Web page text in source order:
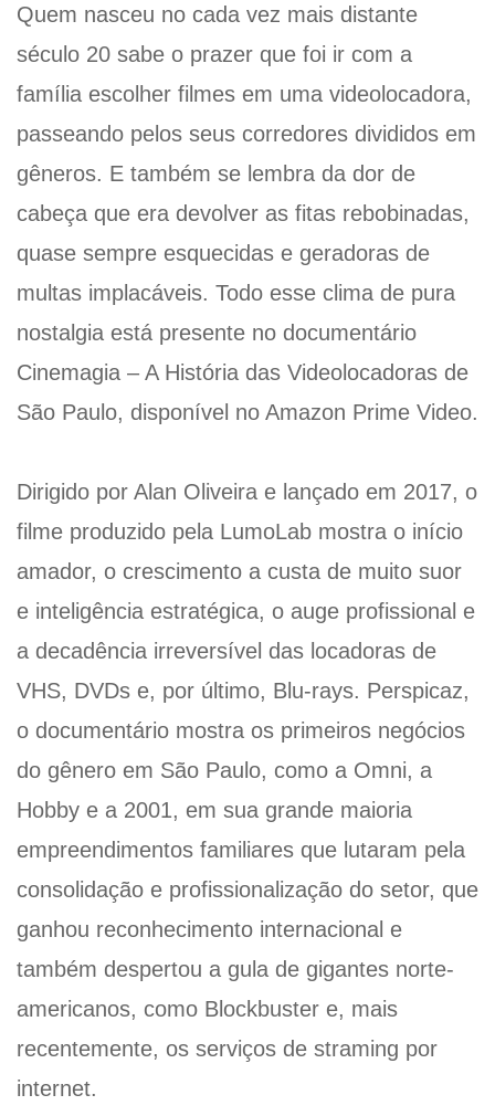
Quem nasceu no cada vez mais distante
século 20 sabe o prazer que foi ir com a
família escolher filmes em uma videolocadora,
passeando pelos seus corredores divididos em
gêneros. E também se lembra da dor de
cabeça que era devolver as fitas rebobinadas,
quase sempre esquecidas e geradoras de
multas implacáveis. Todo esse clima de pura
nostalgia está presente no documentário
Cinemagia – A História das Videolocadoras de
São Paulo, disponível no Amazon Prime Video.
Dirigido por Alan Oliveira e lançado em 2017, o
filme produzido pela LumoLab mostra o início
amador, o crescimento a custa de muito suor
e inteligência estratégica, o auge profissional e
a decadência irreversível das locadoras de
VHS, DVDs e, por último, Blu-rays. Perspicaz,
o documentário mostra os primeiros negócios
do gênero em São Paulo, como a Omni, a
Hobby e a 2001, em sua grande maioria
empreendimentos familiares que lutaram pela
consolidação e profissionalização do setor, que
ganhou reconhecimento internacional e
também despertou a gula de gigantes norte-
americanos, como Blockbuster e, mais
recentemente, os serviços de straming por
internet.